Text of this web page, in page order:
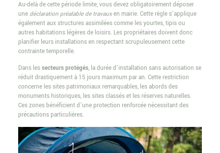
Au-delà de cette période limite, vous devez obligatoirement déposer
une déclaration préalable de travauxen mairie. Cette règle s’applique
également aux structures assimilées comme les yourtes, tipis ou
autres habitations légères de loisirs. Les propriétaires doivent donc
planifier leurs installations en respectant scrupuleusement cette
contrainte temporelle.
Dans lessecteurs protégés, la durée d’installation sans autorisation se
réduit drastiquement à 15 jours maximum par an. Cette restriction
concerne les sites patrimoniaux remarquables, les abords des
monuments historiques, les sites classés et les réserves naturelles.
Ces zones bénéficient d’une protection renforcée nécessitant des
précautions particulières.